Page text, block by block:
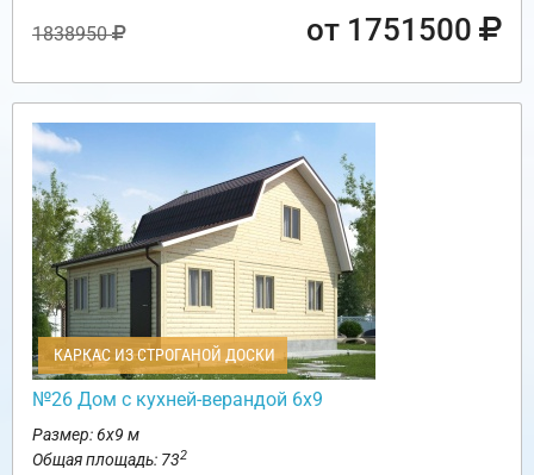
1838950 от 1751500
КАРКАС ИЗ СТРОГАНОЙ ДОСКИ
№26 Дом с кухней-верандой 6х9
Размер: 6х9 м
Общая площадь: 732